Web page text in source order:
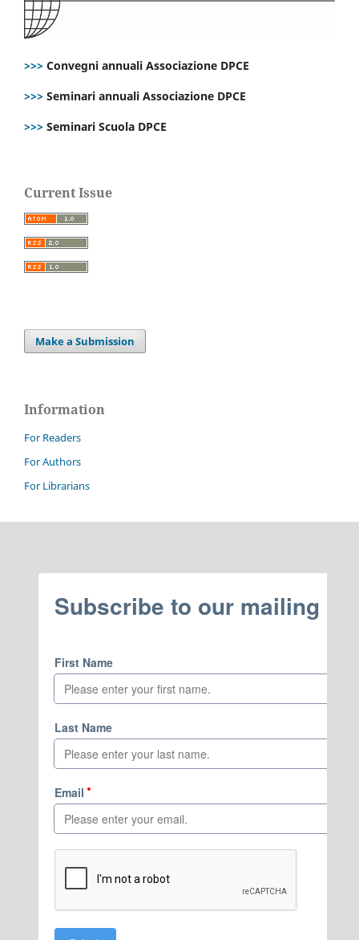
>>> Convegni annuali Associazione DPCE
>>> Seminari annuali Associazione DPCE
>>> Seminari Scuola DPCE
Current Issue
Make a Submission
Information
For Readers
For Authors
For Librarians